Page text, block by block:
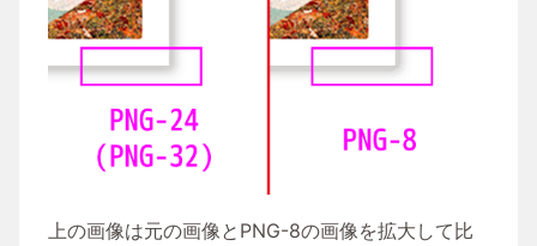
上の画像は元の画像とPNG-8の画像を拡大して比